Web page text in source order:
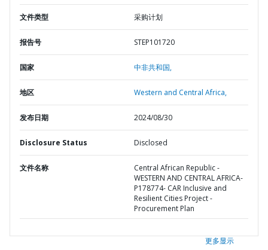
文件类型 采购计划
报告号 STEP101720
国家 中非共和国,
地区 Western and Central Africa,
发布日期 2024/08/30
Disclosure Status Disclosed
文件名称
Central African Republic -
WESTERN AND CENTRAL AFRICA-
P178774- CAR Inclusive and
Resilient Cities Project -
Procurement Plan
更多显示